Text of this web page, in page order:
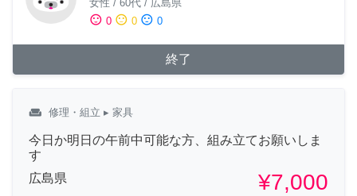
女性 / 60代 / 広島県
sentiment_satisfied 0 sentiment_neutral 0 sentiment_dissatisfied 0
終了
weekend 修理・組立 ▸ 家具
今日か明日の午前中可能な方、組み立てお願いしま
す
広島県
¥7,000